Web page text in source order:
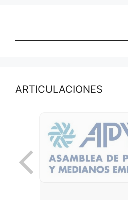
ARTICULACIONES